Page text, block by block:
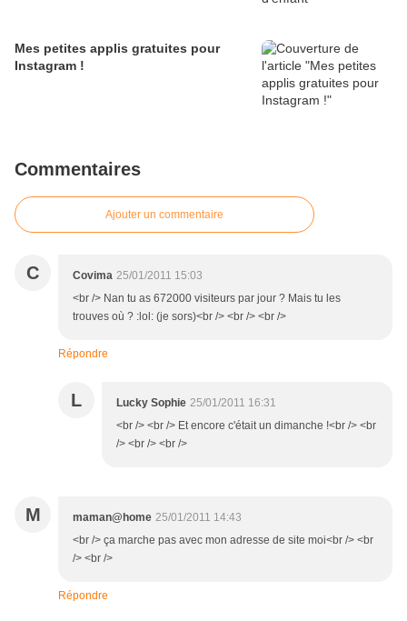
Mes petites applis gratuites pour
Instagram !
Commentaires
Ajouter un commentaire
C Covima 25/01/2011 15:03
<br /> Nan tu as 672000 visiteurs par jour ? Mais tu les
trouves où ? :lol: (je sors)<br /> <br /> <br />
Répondre
L Lucky Sophie 25/01/2011 16:31
<br /> <br /> Et encore c'était un dimanche !<br /> <br
/> <br /> <br />
M maman@home 25/01/2011 14:43
<br /> ça marche pas avec mon adresse de site moi<br /> <br
/> <br />
Répondre